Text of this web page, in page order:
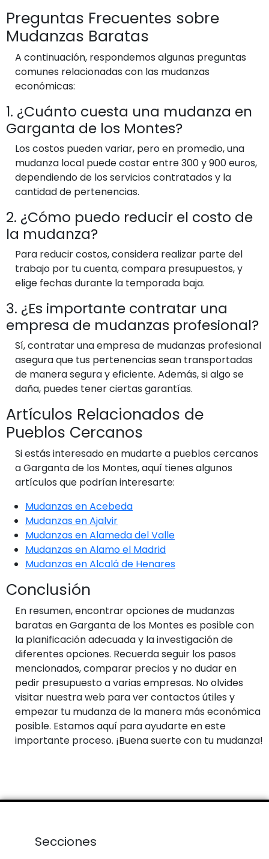
Preguntas Frecuentes sobre
Mudanzas Baratas
A continuación, respondemos algunas preguntas
comunes relacionadas con las mudanzas
económicas:
1. ¿Cuánto cuesta una mudanza en
Garganta de los Montes?
Los costos pueden variar, pero en promedio, una
mudanza local puede costar entre 300 y 900 euros,
dependiendo de los servicios contratados y la
cantidad de pertenencias.
2. ¿Cómo puedo reducir el costo de
la mudanza?
Para reducir costos, considera realizar parte del
trabajo por tu cuenta, compara presupuestos, y
elige fechas durante la temporada baja.
3. ¿Es importante contratar una
empresa de mudanzas profesional?
Sí, contratar una empresa de mudanzas profesional
asegura que tus pertenencias sean transportadas
de manera segura y eficiente. Además, si algo se
daña, puedes tener ciertas garantías.
Artículos Relacionados de
Pueblos Cercanos
Si estás interesado en mudarte a pueblos cercanos
a Garganta de los Montes, aquí tienes algunos
artículos que podrían interesarte:
Mudanzas en Acebeda
Mudanzas en Ajalvir
Mudanzas en Alameda del Valle
Mudanzas en Alamo el Madrid
Mudanzas en Alcalá de Henares
Conclusión
En resumen, encontrar opciones de mudanzas
baratas en Garganta de los Montes es posible con
la planificación adecuada y la investigación de
diferentes opciones. Recuerda seguir los pasos
mencionados, comparar precios y no dudar en
pedir presupuesto a varias empresas. No olvides
visitar nuestra web para ver contactos útiles y
empezar tu mudanza de la manera más económica
posible. Estamos aquí para ayudarte en este
importante proceso. ¡Buena suerte con tu mudanza!
Secciones